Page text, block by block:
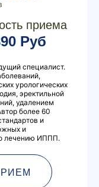
приема
Руб
специалист.
урологических
эректильной
удалением
более 60
и
и
лечению ИППП.